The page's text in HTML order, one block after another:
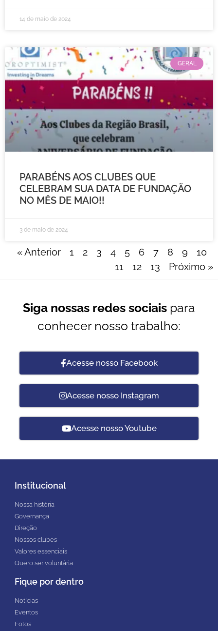
14 de maio de 2024
GERAL
PARABÉNS AOS CLUBES QUE
CELEBRAM SUA DATA DE FUNDAÇÃO
NO MÊS DE MAIO!!
3 de maio de 2024
« Anterior 1 2 3 4 5 6 7 8 9
10
11
12 13 Próximo »
Siga nossas redes sociais para
conhecer nosso trabalho:
Acesse nosso Facebook
Acesse nosso Instagram
Acesse nosso Youtube
Institucional
Nossa história
Governança
Direção
Nossos clubes
Valores essenciais
Quero ser voluntária
Fique por dentro
Notícias
Eventos
Fotos